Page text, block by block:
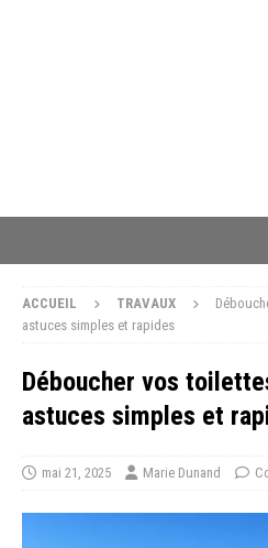
ACCUEIL TRAVAUX
astuces simples et rapides
Déboucher vos
astuces simples et
mai 21, 2025 Marie Dunand